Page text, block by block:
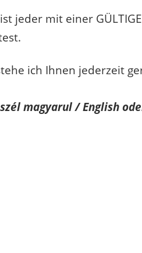
jeder mit einer
ich Ihnen jederzeit
magyarul / English